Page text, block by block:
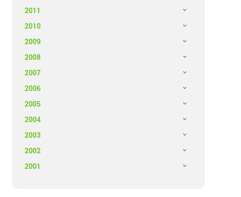
2011
2010
2009
2008
2007
2006
2005
2004
2003
2002
2001